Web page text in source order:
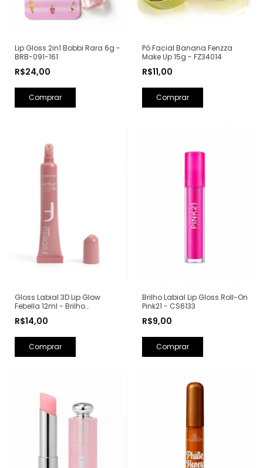
Lip Gloss 2in1 Bobbi Rara 6g -
BRB-091-161
R$24,00
Comprar
Pó Facial Banana Fenzza
Make Up 15g - FZ34014
R$11,00
Gloss Labial 3D Lip Glow
Febella 12ml - Brilho
Volume - BM40135
R$14,00
Comprar
Brilho Labial Lip Gloss Roll-On
Pink21 - CS6133
R$9,00
Comprar